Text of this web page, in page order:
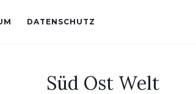
DATENSCHUTZ
Süd Ost Welt